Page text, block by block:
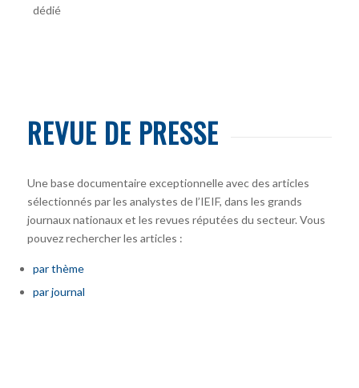
dédié
REVUE DE PRESSE
Une base documentaire exceptionnelle avec des articles
sélectionnés par les analystes de l’IEIF, dans les grands
journaux nationaux et les revues réputées du secteur. Vous
pouvez rechercher les articles :
par thème
par journal